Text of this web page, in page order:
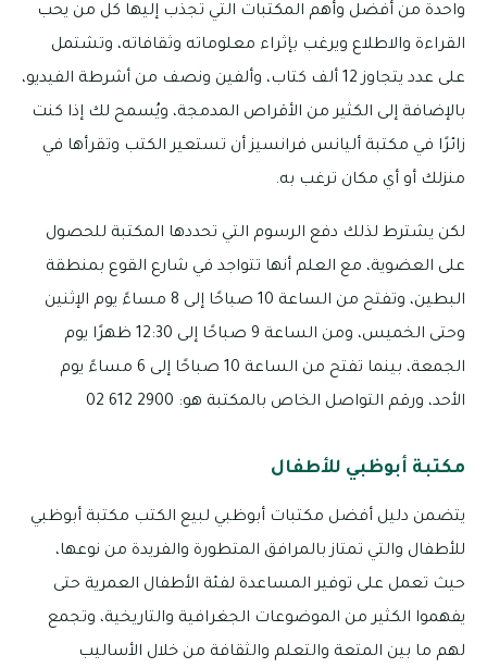
واحدة من أفضل وأهم المكتبات التي تجذب إليها كل من يحب
القراءة والاطلاع ويرغب بإثراء معلوماته وثقافاته، وتشتمل
على عدد يتجاوز 12 ألف كتاب، وألفين ونصف من أشرطة الفيديو،
بالإضافة إلى الكثير من الأقراص المدمجة، ويُسمح لك إذا كنت
زائرًا في مكتبة أليانس فرانسيز أن تستعير الكتب وتقرأها في
منزلك أو أي مكان ترغب به.
لكن يشترط لذلك دفع الرسوم التي تحددها المكتبة للحصول
على العضوية، مع العلم أنها تتواجد في شارع القوع بمنطقة
البطين، وتفتح من الساعة 10 صباحًا إلى 8 مساءً يوم الإثنين
وحتى الخميس، ومن الساعة 9 صباحًا إلى 12:30 ظهرًا يوم
الجمعة، بينما تفتح من الساعة 10 صباحًا إلى 6 مساءً يوم
الأحد، ورقم التواصل الخاص بالمكتبة هو: 2900 612 02
مكتبة أبوظبي للأطفال
يتضمن دليل أفضل مكتبات أبوظبي لبيع الكتب مكتبة أبوظبي
للأطفال والتي تمتاز بالمرافق المتطورة والفريدة من نوعها،
حيث تعمل على توفير المساعدة لفئة الأطفال العمرية حتى
يفهموا الكثير من الموضوعات الجغرافية والتاريخية، وتجمع
لهم ما بين المتعة والتعلم والثقافة من خلال الأساليب